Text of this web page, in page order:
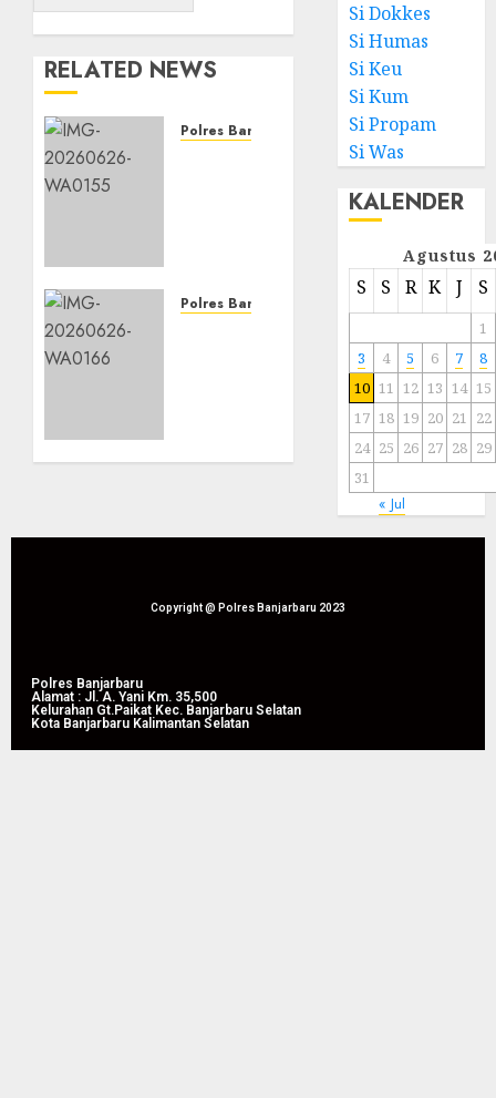
RELATED NEWS
Polres Banjarbaru
Edukasi
Polres Banjarbaru
Bhabinkamtibmas
Si Dokkes
Si Humas
Si Keu
Si Kum
Si Propam
Si Was
KALENDER
Agustus
S S R K J S
1
3
4 5 6 7
8
10 11 12 13 14 15
17 18 19 20 21 22
24 25 26 27 28 29
31
« Jul
Copyright @ Polres Banjarbaru 2023
Polres Banjarbaru
Alamat : Jl. A. Yani Km. 35,500
Kelurahan Gt.Paikat Kec. Banjarbaru Selatan
Kota Banjarbaru Kalimantan Selatan